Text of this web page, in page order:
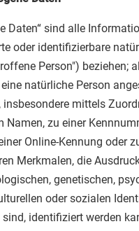
Daten“ sind alle
oder identifizierbare
Person") beziehen;
natürliche Person
insbesondere mittels
Namen, zu einer
Online-Kennung oder
Merkmalen, die
genetischen,
oder sozialen
identifiziert werden